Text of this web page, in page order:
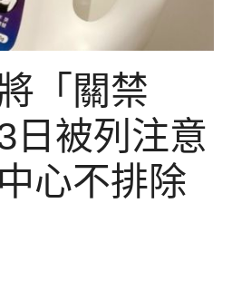
「關禁
日被列注意
心不排除